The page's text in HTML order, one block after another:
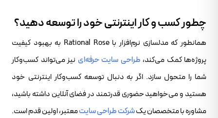
چطور کسب و کار اینترنتی خود را توسعه دهید؟
همانطور که مدلسازی نرم‌افزار با Rational Rose به بهبود کیفیت
پروژه‌ها کمک می‌کند، طراحی سایت حرفه‌ای نیز می‌تواند کسب‌وکار
شما را متحول سازد. اگر به دنبال توسعه کسب‌وکار اینترنتی خود
هستید و می‌خواهید حضوری قدرتمند در فضای آنلاین داشته باشید،
مشاوره با متخصصان یکشرکت طراحی سایتمعتبر، اولین قدم است.